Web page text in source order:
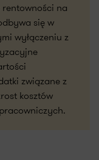
na
się w
wyłączeniu z
związane z
kosztów